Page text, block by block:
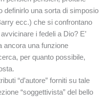
definirlo una sorta di simposio
ecc.) che si confrontano
i fedeli a Dio? E’
ancora una funzione
per quanto possibile,
“d’autore” forniti su tale
“soggettivista” del bello